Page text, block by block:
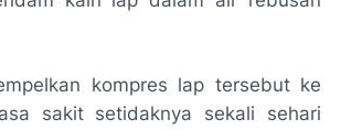
kompres lap tersebut ke
sakit setidaknya sekali sehari